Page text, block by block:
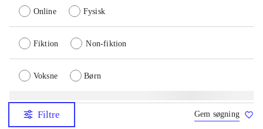
Online Fysisk
Fiktion Non-fiktion
Voksne Børn
Filtre Gem søgning